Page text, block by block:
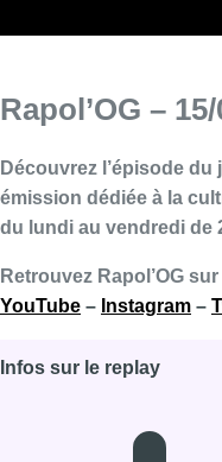
Rapol’OG –
Découvrez l’épisode
émission dédiée à la
du lundi au vendredi de
Retrouvez Rapol’OG
YouTube – Instagram –
Infos sur le replay